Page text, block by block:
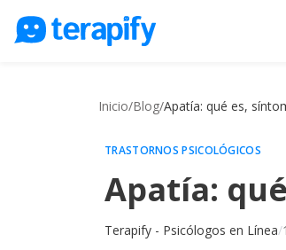
Preguntas frecuentes
Inicio/Blog/Apatía: qué es,
TRASTORNOS PSICOLÓGICOS
Apatía:
Terapify - Psicólogos en Línea/